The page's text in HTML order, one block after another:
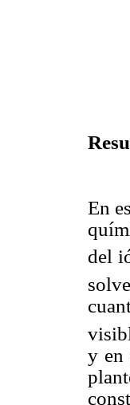
En
del
y en